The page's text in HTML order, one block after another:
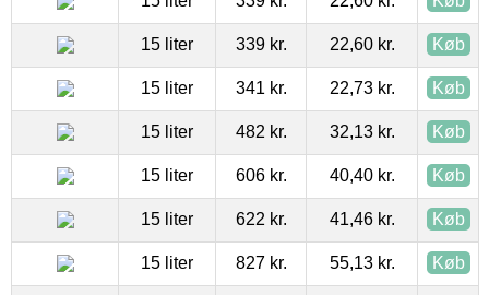
15 liter 339 kr. 22,60 kr. Køb
15 liter 341 kr. 22,73 kr. Køb
15 liter 482 kr. 32,13 kr. Køb
15 liter 606 kr. 40,40 kr. Køb
15 liter 622 kr. 41,46 kr. Køb
15 liter 827 kr. 55,13 kr. Køb